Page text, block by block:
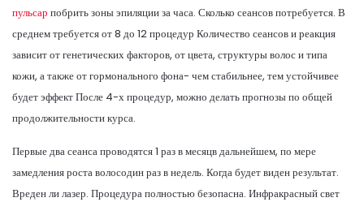
пульсар побрить зоны эпиляции за часа. Сколько сеансов потребуется. В
среднем требуется от 8 до 12 процедур Количество сеансов и реакция
зависит от генетических факторов, от цвета, структуры волос и типа
кожи, а также от гормонального фона- чем стабильнее, тем устойчивее
будет эффект После 4-х процедур, можно делать прогнозы по общей
продолжительности курса.
Первые два сеанса проводятся 1 раз в месяцв дальнейшем, по мере
замедления роста волосодин раз в недель. Когда будет виден результат.
Вреден ли лазер. Процедура полностью безопасна. Инфракрасный свет